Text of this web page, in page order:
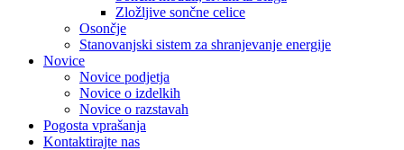
Zložljive sončne celice
Osončje
Stanovanjski sistem za shranjevanje energije
Novice
Novice podjetja
Novice o izdelkih
Novice o razstavah
Pogosta vprašanja
Kontaktirajte nas